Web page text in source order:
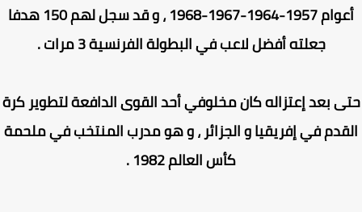
أعوام 1957-1964-1967-1968 ، و قد سجل لهم 150 هدفا
جعلته أفضل لاعب في البطولة الفرنسية 3 مرات .
بعد إعتزاله كان مخلوفي أحد القوى الدافعة لتطوير كرة
في إفريقيا و الجزائر ، و هو مدرب المنتخب في ملحمة
كأس العالم 1982 .